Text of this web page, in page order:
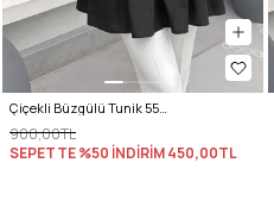
Çiçekli Büzgülü Tunik 5501 - SİYAH
900,00TL
SEPETTE %50 İNDİRİM450,00TL